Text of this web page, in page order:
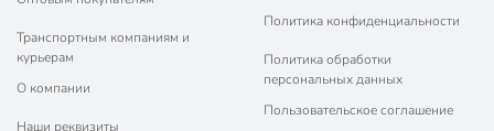
Транспортным компаниям и
курьерам
О компании
Наши реквизиты
Политика конфиденциальности
Политика обработки
персональных данных
Пользовательское соглашение